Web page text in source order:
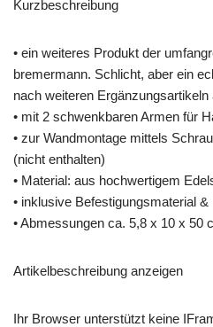
Kurzbeschreibung
• ein weiteres Produkt der
bremermann. Schlicht, aber ein
nach weiteren Ergänzungsartikeln
• mit 2 schwenkbaren Armen für
• zur Wandmontage mittels
(nicht enthalten)
• Material: aus hochwertigem
• inklusive Befestigungsmaterial
• Abmessungen ca. 5,8 x 10 x 50
Artikelbeschreibung anzeigen
Ihr Browser unterstützt keine